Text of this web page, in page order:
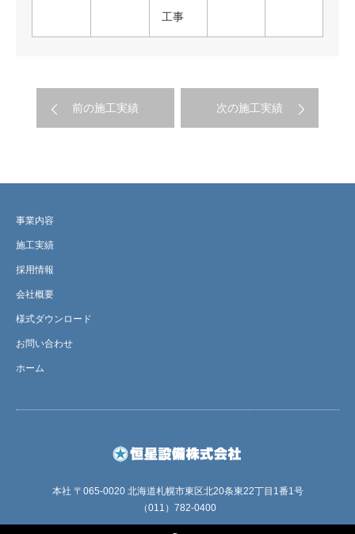
工事
前の施工実績 次の施工実績
事業内容
施工実績
採用情報
会社概要
様式ダウンロード
お問い合わせ
ホーム
本社 〒065-0020 北海道札幌市東区北20条東22丁目1番1号
（011）782-0400